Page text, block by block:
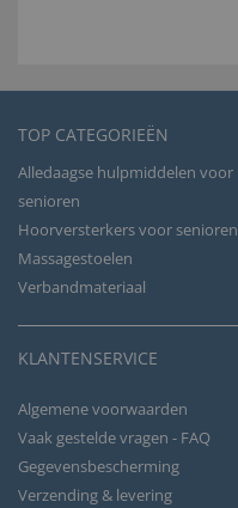
TOP CATEGORIEËN
Alledaagse hulpmiddelen voor
senioren
Hoorversterkers voor senioren
Massagestoelen
Verbandmateriaal
KLANTENSERVICE
Algemene voorwaarden
Vaak gestelde vragen - FAQ
Gegevensbescherming
Verzending & levering